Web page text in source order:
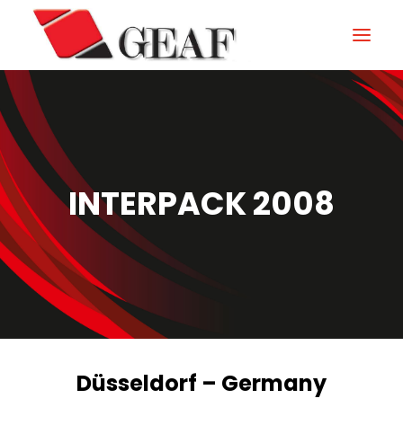
HOME
ENTERPRISE
KNOW-HOW
NOS SECTEURS
CONTACTEZ
NEWS ET ÉVÉNEMENTS
DOWNLOAD
INTERPACK 2008
Düsseldorf – Germany